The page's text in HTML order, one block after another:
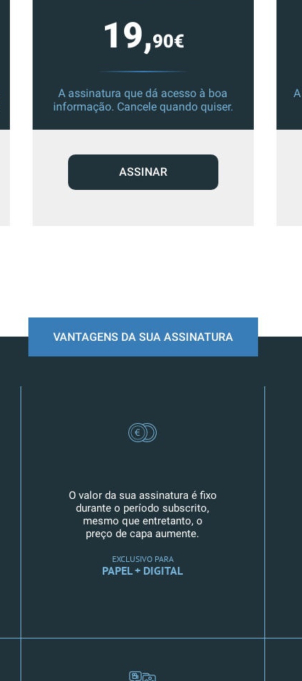
19,90€
A assinatura que dá acesso à boa
informação. Cancele quando quiser.
ASSINAR
VANTAGENS DA SUA ASSINATURA
O valor da sua assinatura é fixo
durante o período subscrito,
mesmo que entretanto, o
preço de capa aumente.
EXCLUSIVO PARA
PAPEL + DIGITAL